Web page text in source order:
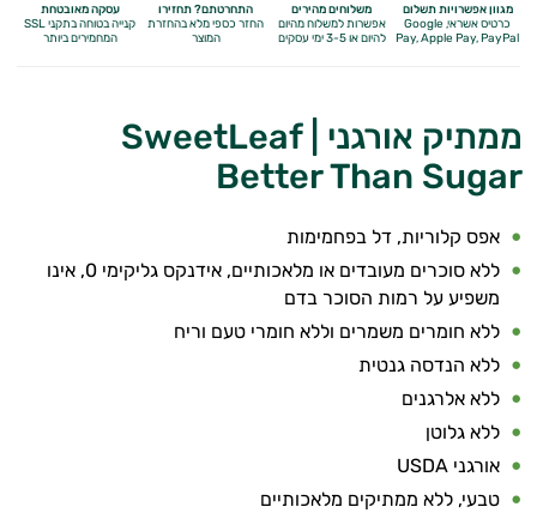
תה
ממתיקים
טבעיים
חטיפים
ומזון
סמודי'ס
שמנים
משקאות
בריאות
מגוון אפשרויות תשלום
כרטיס אשראי, Google
Pay,Apple Pay, PayPal
משלוחים מהירים
אפשרות למשלוח מהיום
להיום או 3-5 ימי עסקים
התחרטתם? תחזירו
החזר כספי מלאבהחזרת
המוצר
עסקה מאובטחת
קנייה בטוחה בתקני SSL
המחמירים ביותר
ממתיק אורגני SweetLeaf |
Better Than Sugar
אפס קלוריות, דל בפחמימות
ללא סוכרים מעובדים או מלאכותיים, אידנקס גליקימי 0, אינו
משפיע על רמות הסוכר בדם
ללא חומרים משמרים וללא חומרי טעם וריח
ללא הנדסה גנטית
ללא אלרגנים
ללא גלוטן
אורגני USDA
טבעי, ללא ממתיקים מלאכותיים